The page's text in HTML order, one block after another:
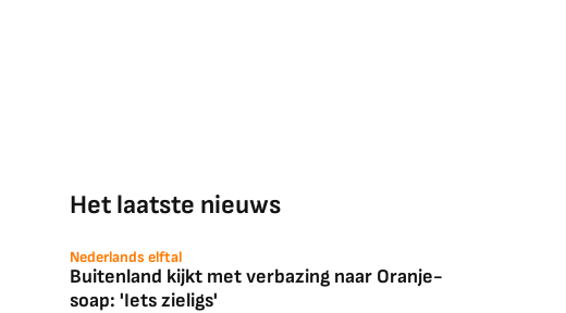
Het laatste nieuws
Nederlands elftal
Buitenland kijkt met verbazing naar Oranje-
soap: 'Iets zieligs'